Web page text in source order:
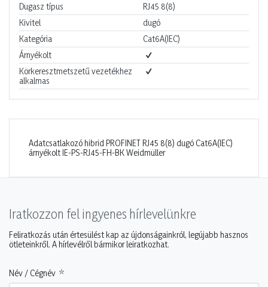
Dugasz típus
RJ45 8(8)
Kivitel
dugó
Kategória
Cat6A(IEC)
Árnyékolt
Körkeresztmetszetű vezetékhez
alkalmas
Adatcsatlakozó hibrid PROFINET RJ45 8(8) dugó Cat6A(IEC)
árnyékolt IE-PS-RJ45-FH-BK Weidmüller
Iratkozzon fel ingyenes hírlevelünkre
Feliratkozás után értesülést kap az újdonságainkról, legújabb hasznos
ötleteinkről. A hírlevélről bármikor leiratkozhat.
Név / Cégnév